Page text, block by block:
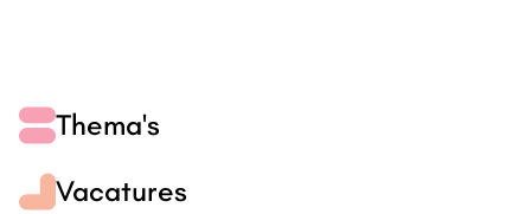
Thema's
Vacatures